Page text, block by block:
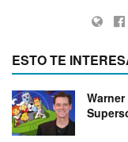
ESTO TE